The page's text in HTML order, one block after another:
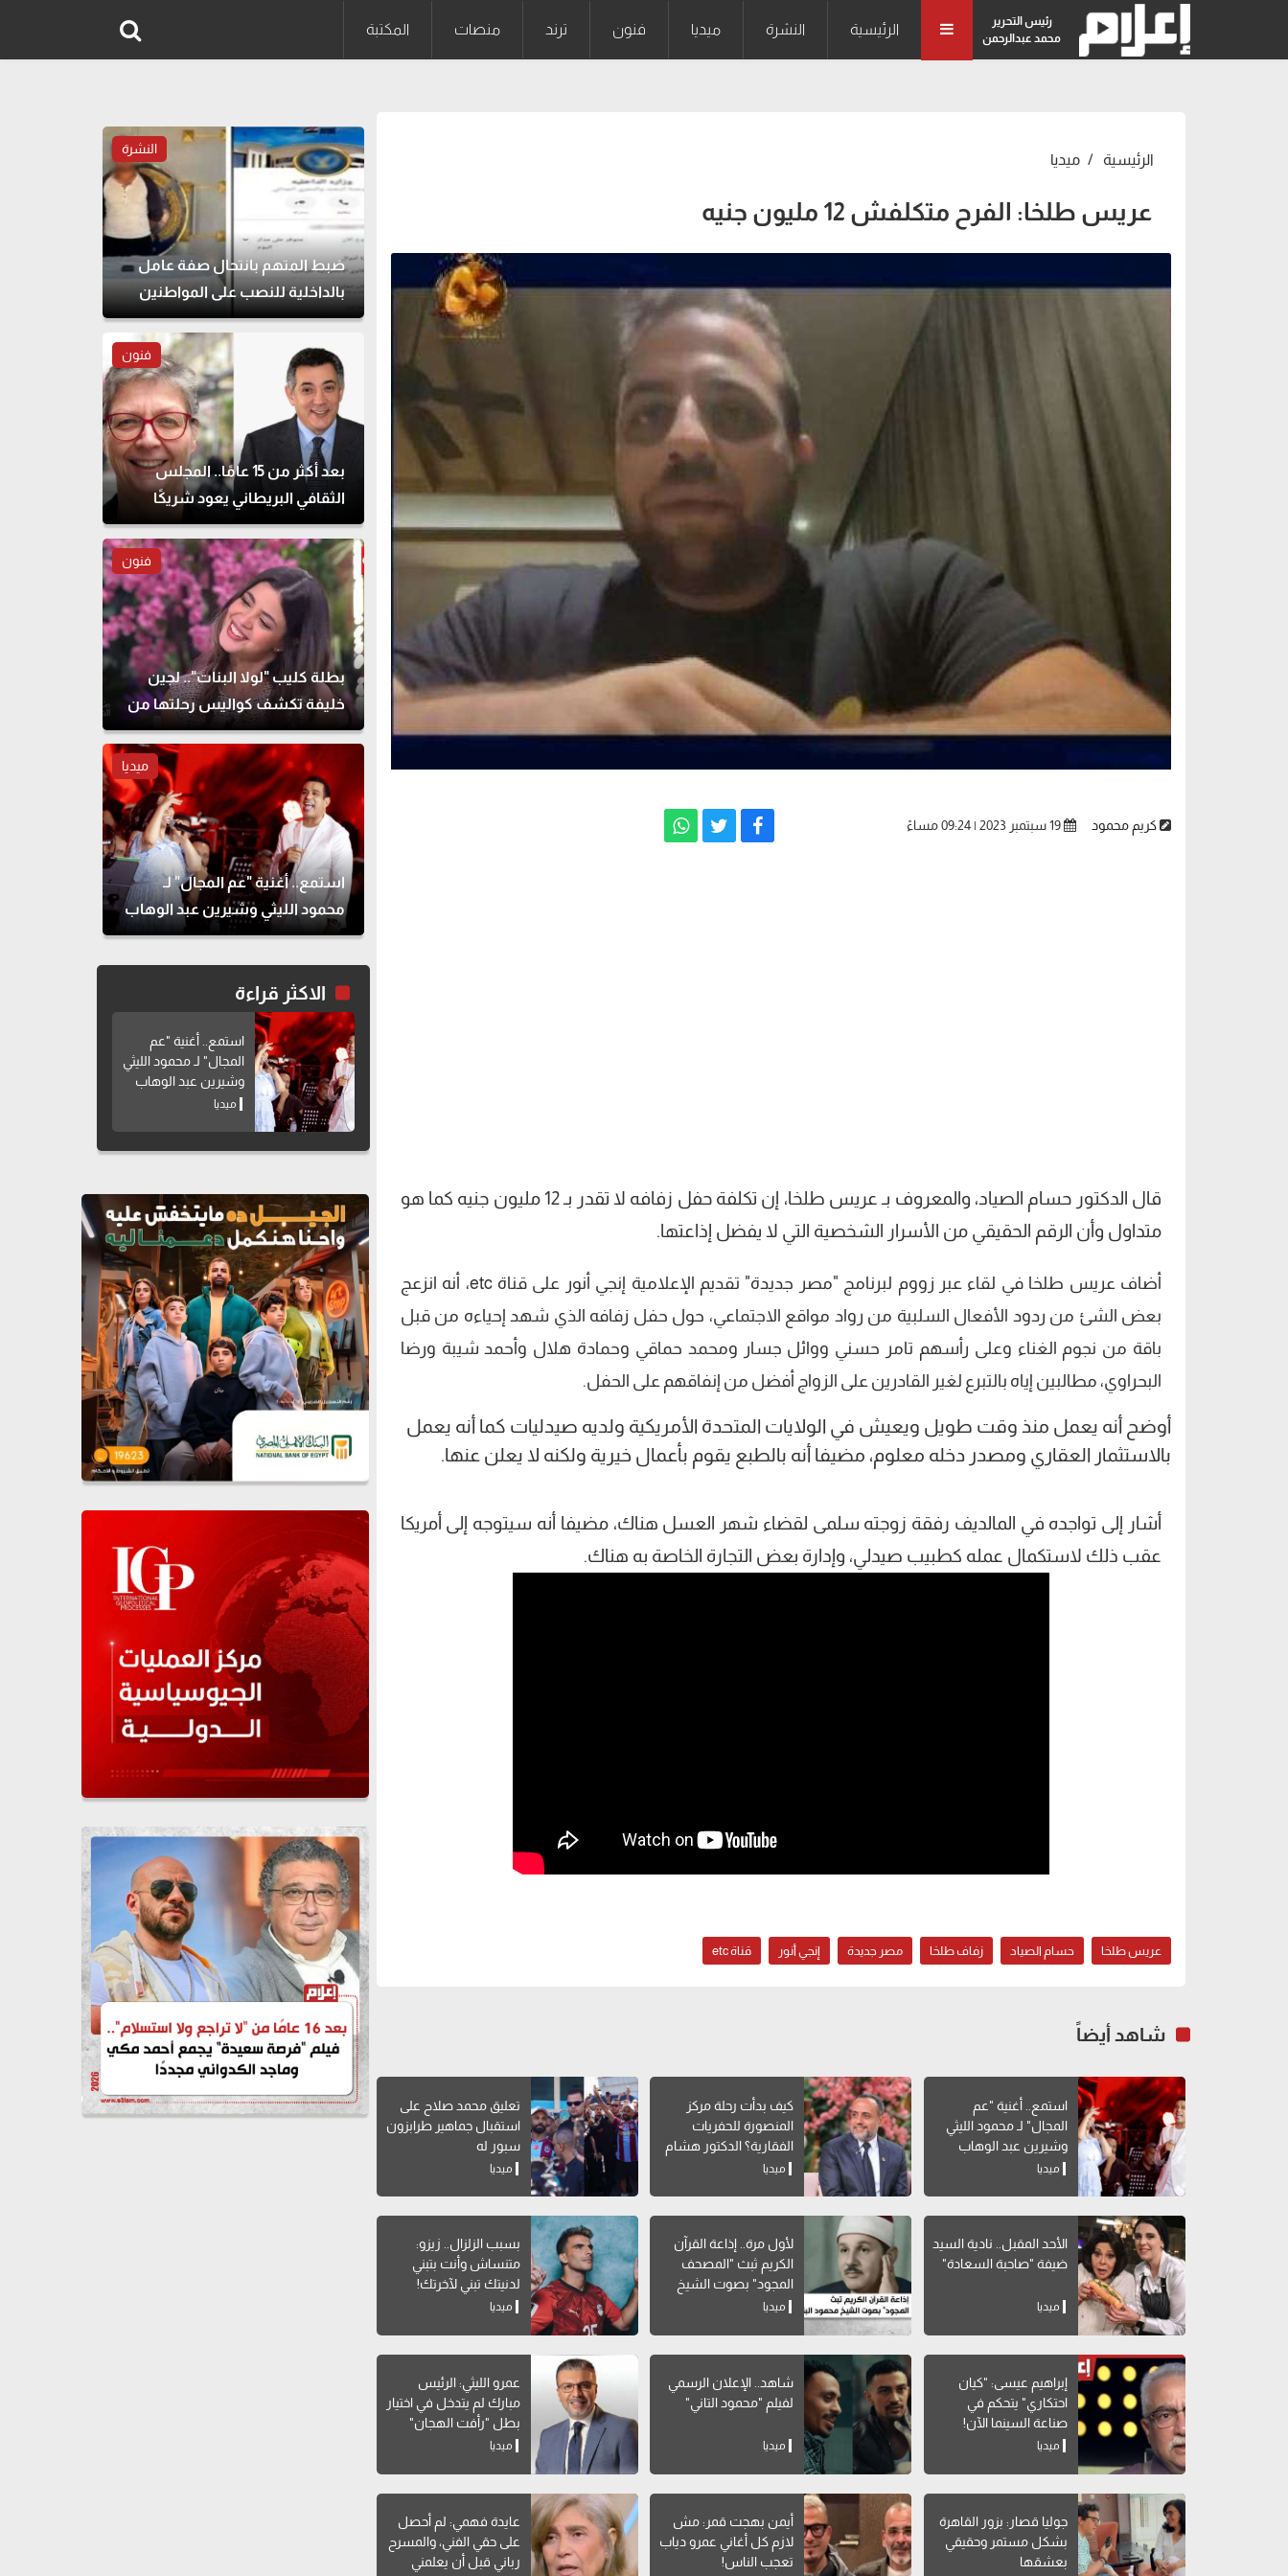
رئيس التحرير
محمد عبدالرحمن
الرئيسية النشرة ميديا فنون ترند منصات المكتبة
الرئيسية ميديا
عريس طلخا: الفرح متكلفش 12 مليون جنيه
كريم محمود
قال الدكتور حسام الصياد، والمعروف بـ عريس طلخا، إن تكلفة حفل زفافه لا تقدر بـ 12 مليون جنيه كما هو
متداول وأن الرقم الحقيقي من الأسرار الشخصية التي لا يفضل إذاعتها.
أضاف عريس طلخا في لقاء عبر زووم لبرنامج "مصر جديدة" تقديم الإعلامية إنجي أنور على قناة etc، أنه انزعج
بعض الشئ من ردود الأفعال السلبية من رواد مواقع الاجتماعي، حول حفل زفافه الذي شهد إحياءه من قبل
باقة من نجوم الغناء وعلى رأسهم تامر حسني ووائل جسار ومحمد حماقي وحمادة هلال وأحمد شيبة ورضا
البحراوي، مطالبين إياه بالتبرع لغير القادرين على الزواج أفضل من إنفاقهم على الحفل.
أوضح أنه يعمل منذ وقت طويل ويعيش في الولايات المتحدة الأمريكية ولديه صيدليات كما أنه يعمل
بالاستثمار العقاري ومصدر دخله معلوم، مضيفا أنه بالطبع يقوم بأعمال خيرية ولكنه لا يعلن عنها.
أشار إلى تواجده في المالديف رفقة زوجته سلمى لقضاء شهر العسل هناك، مضيفا أنه سيتوجه إلى أمريكا
عقب ذلك لاستكمال عمله كطبيب صيدلي، وإدارة بعض التجارة الخاصة به هناك.
عريس طلخا حسام الصياد زفاف طلخا مصر جديدة إنجي أنور قناة etc
شاهد أيضاً
استمع.. أغنية "عم
المجال" لـ محمود الليثي
وشيرين عبد الوهاب
ميديا
كيف بدأت رحلة مركز
المنصورة للحفريات
الفقارية؟ الدكتور هشام
سلام يوضح
ميديا
تعليق محمد صلاح على
استقبال جماهير طرابزون
سبور له
ميديا
الأحد المقبل.. نادية السيد
ضيفة "صاحبة السعادة"
ميديا
لأول مرة.. إذاعة القرآن
الكريم ثبث "المصحف
المجود" بصوت الشيخ
محمود البنا
ميديا
بسبب الزلزال.. زيزو:
متنساش وأنت بتبني
لدنيتك تبني لآخرتك!
ميديا
إبراهيم عيسى: "كيان
احتكاري" يتحكم في
صناعة السينما الآن!
ميديا
شاهد.. الإعلان الرسمي
لفيلم "محمود التاني"
ميديا
عمرو الليثي: الرئيس
مبارك لم يتدخل في اختيار
بطل "رأفت الهجان"
ميديا
جوليا قصار: بزور القاهرة
بشكل مستمر وحقيقي
بعشقها
أيمن بهجت قمر: مش
لازم كل أغاني عمرو دياب
تعجب الناس!
عايدة فهمي: لم أحصل
على حقي الفني، والمسرح
رباني قبل أن يعلمني
النشرة
ضبط المتهم بانتحال صفة عامل
بالداخلية للنصب على المواطنين
فنون
بعد أكثر من 15 عامًا.. المجلس
الثقافي البريطاني يعود شريكًا
لمهرجان القاهرة للمسرح التجريبي
فنون
بطلة كليب "لولا البنات".. لجين
خليفة تكشف كواليس رحلتها من
الطب للتمثيل
ميديا
استمع.. أغنية "عم المجال" لـ
محمود الليثي وشيرين عبد الوهاب
الاكثر قراءة
استمع.. أغنية "عم
المجال" لـ محمود الليثي
وشيرين عبد الوهاب
ميديا